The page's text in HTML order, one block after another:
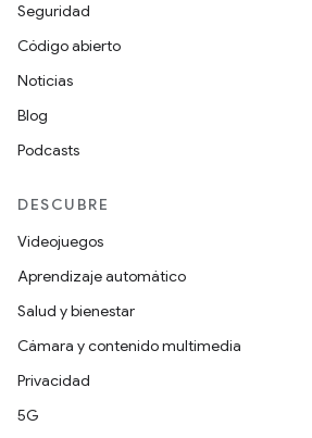
Seguridad
Código abierto
Noticias
Blog
Podcasts
DESCUBRE
Videojuegos
Aprendizaje automático
Salud y bienestar
Cámara y contenido multimedia
Privacidad
5G